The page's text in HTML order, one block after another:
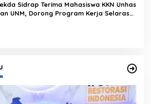
Sidrap Terima Mahasiswa KKN Unhas
UNM, Dorong Program Kerja Selaras